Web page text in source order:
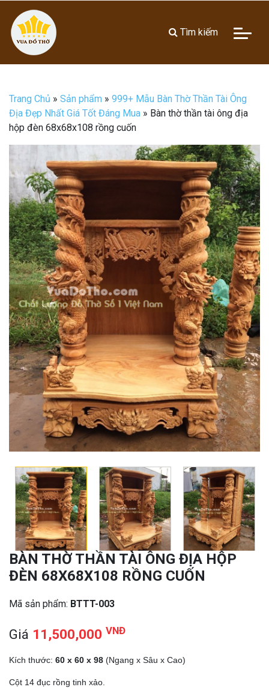
Tìm kiếm
Trang Chủ » Sản phẩm » 999+ Mẫu Bàn Thờ Thần Tài Ông
Địa Đẹp Nhất Giá Tốt Đáng Mua » Bàn thờ thần tài ông địa
hộp đèn 68x68x108 rồng cuốn
BÀN THỜ THẦN TÀI ÔNG ĐỊA HỘP
ĐÈN 68X68X108 RỒNG CUỐN
Mã sản phẩm: BTTT-003
Giá 11,500,000 VNĐ
Kích thước: 60 x 60 x 98 (Ngang x Sâu x Cao)
Cột 14 đục rồng tinh xảo.